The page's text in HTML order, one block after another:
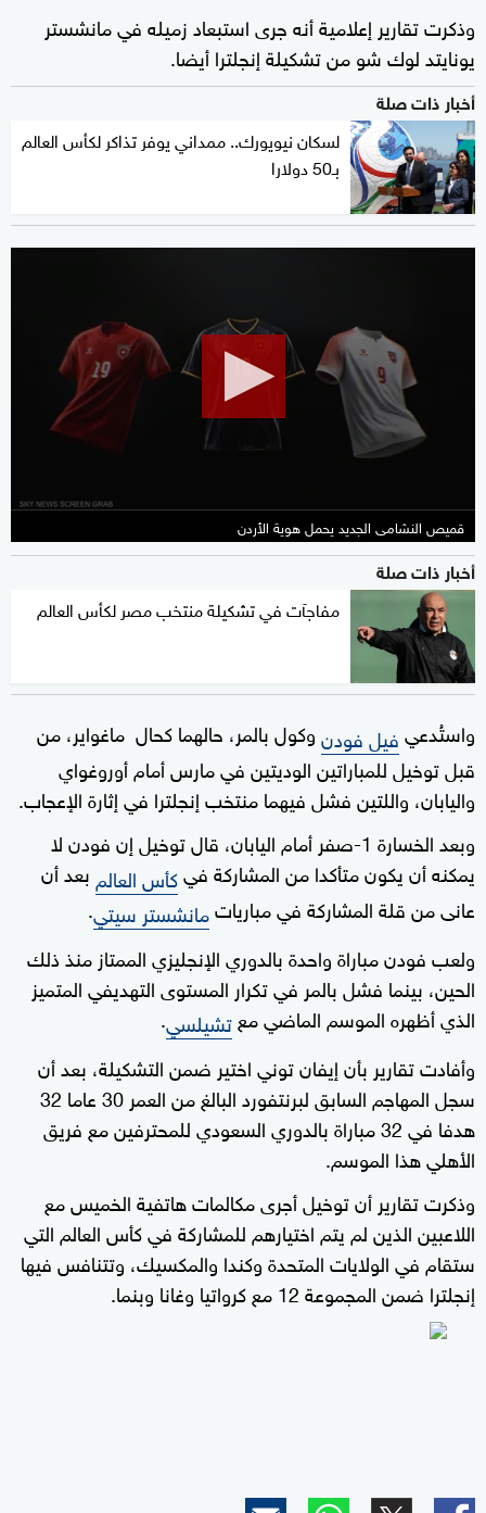
وذكرت تقارير إعلامية ⁠أنه جرى استبعاد ‌زميله في مانشستر
يونايتد لوك شو من تشكيلة إنجلترا أيضا.
أخبار ذات صلة
لسكان نيويورك.. ممداني يوفر تذاكر لكأس العالم
بـ50 دولارا
minutes,
قميص النشامى الجديد يحمل هوية الأردن
أخبار ذات صلة
مفاجآت في تشكيلة منتخب مصر لكأس العالم
واستُدعيفيل فودنوكول بالمر، حالهما كحال ⁠ ماغواير، من
قبل توخيل للمباراتين الوديتين في مارس أمام أوروغواي
واليابان، ⁠واللتين فشل فيهما منتخب إنجلترا في إثارة الإعجاب.
وبعد الخسارة 1-صفر أمام اليابان، قال توخيل إن فودن لا
يمكنه أن يكون متأكدا من المشاركة في ⁠كأس العالم بعد أن
عانى من قلة المشاركة في مبارياتمانشستر سيتي.
ولعب فودن مباراة واحدة بالدوري الإنجليزي الممتاز منذ ذلك
الحين، بينما فشل بالمر في تكرار المستوى التهديفي المتميز
الذي أظهره الموسم الماضي معتشيلسي.
وأفادت تقارير بأن إيفان توني اختير ضمن التشكيلة، بعد أن
سجل المهاجم السابق لبرنتفورد البالغ من العمر 30 عاما 32
هدفا في 32 مباراة بالدوري السعودي للمحترفين مع فريق
الأهلي هذا الموسم.
وذكرت تقارير أن توخيل ‌أجرى مكالمات هاتفية الخميس مع
اللاعبين الذين لم يتم اختيارهم للمشاركة في كأس العالم التي
ستقام في الولايات المتحدة وكندا والمكسيك، وتتنافس فيها
إنجلترا ضمن المجموعة 12 مع كرواتيا وغانا وبنما.